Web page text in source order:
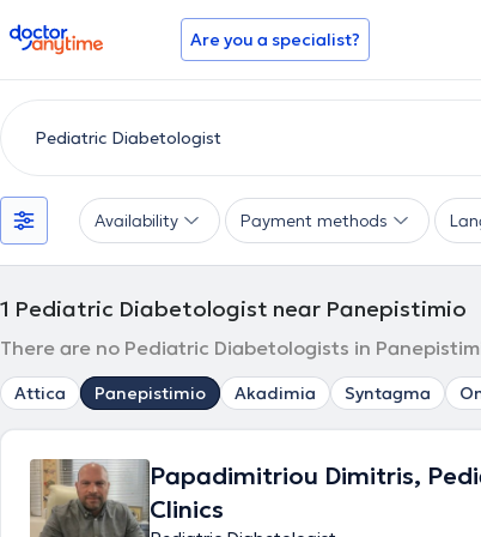
doctoranytime Are you a specialist?
Availability Payment methods
1 Pediatric Diabetologist near Panepistimio
There are no Pediatric Diabetologists in
Attica Panepistimio Akadimia Syntagma
Papadimitriou Dimitris,
Clinics